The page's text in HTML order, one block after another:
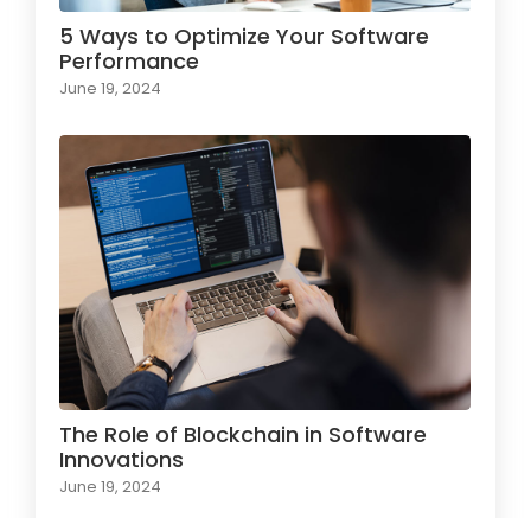
5 Ways to Optimize Your Software
Performance
June 19, 2024
The Role of Blockchain in Software
Innovations
June 19, 2024